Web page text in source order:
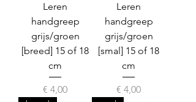
Leren
handgreep
grijs/groen
[breed] 15 of 18
cm
Prijs
€ 4,00
Leren
handgreep
grijs/groen
[smal] 15 of 18
cm
Prijs
€ 4,00